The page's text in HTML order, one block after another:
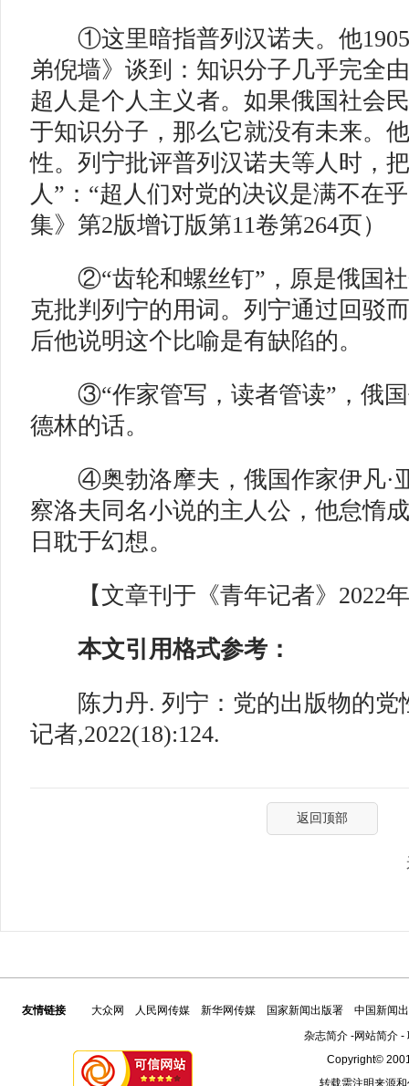
①这里暗指普列汉诺夫。他1905
弟倪墙》谈到：知识分子几乎完全
超人是个人主义者。如果俄国社会
于知识分子，那么它就没有未来。
性。列宁批评普列汉诺夫等人时，
人”：“超人们对党的决议是满不在
集》第2版增订版第11卷第264页）
②“齿轮和螺丝钉”，原是俄国社
克批判列宁的用词。列宁通过回驳
后他说明这个比喻是有缺陷的。
③“作家管写，读者管读”，俄国
德林的话。
④奥勃洛摩夫，俄国作家伊凡·
察洛夫同名小说的主人公，他怠惰
日耽于幻想。
【文章刊于《青年记者》2022年
本文引用格式参考：
陈力丹. 列宁：党的出版物的党
记者,2022(18):124.
返回顶部
友情链接 大众网 人民网传媒 新华网传媒 国家新闻出版署
中国新闻
杂志简介-网站简介-
Copyright©
转载需注明来源